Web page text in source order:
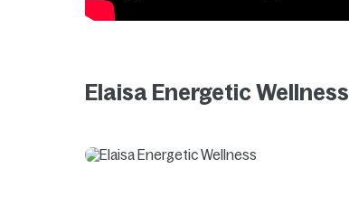
Elaisa Energetic Wellness